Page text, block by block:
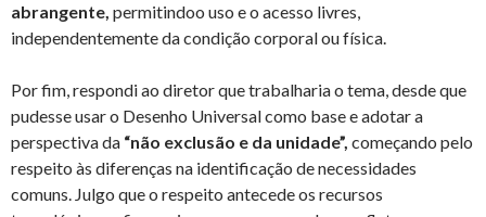
abrangente, permitindoo uso e o acesso livres,
independentemente da condição corporal ou física.
Por fim, respondi ao diretor que trabalharia o tema, desde que
pudesse usar o Desenho Universal como base e adotar a
perspectiva da “não exclusão e da unidade”, começando pelo
respeito às diferenças na identificação de necessidades
comuns. Julgo que o respeito antecede os recursos